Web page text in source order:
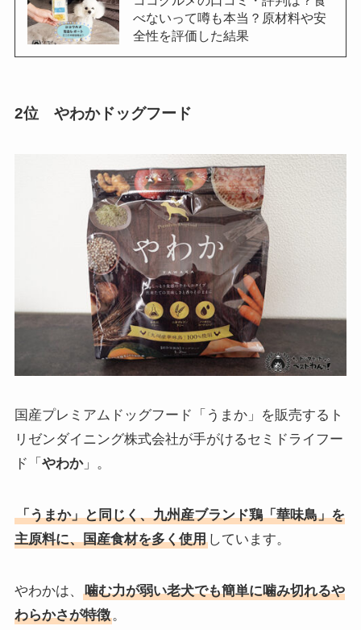
べないって噂も本当？原材料や安
全性を評価した結果
2位 やわかドッグフード
国産プレミアムドッグフード「うまか」を販売するト
リゼンダイニング株式会社が手がけるセミドライフー
ド「 やわか」。
「うまか」と同じく、九州産ブランド鶏「華味鳥」を
主原料に、国産食材を多く使用しています。
やわかは、
噛む力が弱い老犬でも簡単に噛み切れるや
わらかさが特徴。